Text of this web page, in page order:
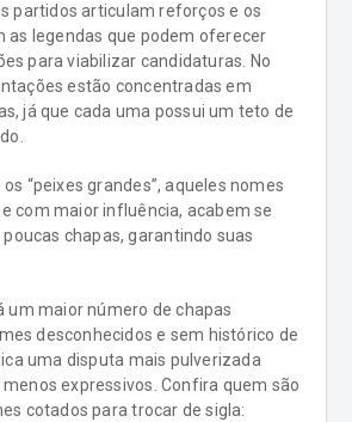
partidos articulam reforços e os
as legendas que podem oferecer
para viabilizar candidaturas. No
estão concentradas em
já que cada uma possui um teto de
“peixes grandes”, aqueles nomes
com maior influência, acabem se
chapas, garantindo suas
um maior número de chapas
desconhecidos e sem histórico de
uma disputa mais pulverizada
expressivos. Confira quem são
cotados para trocar de sigla: